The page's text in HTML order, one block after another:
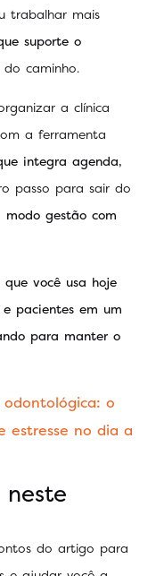
trabalhar mais
suporte o
caminho.
a clínica
a ferramenta
integra agenda,
passo para sair do
modo gestão com
que você usa hoje
pacientes em um
para manter o
o
estresse no dia a
do artigo para